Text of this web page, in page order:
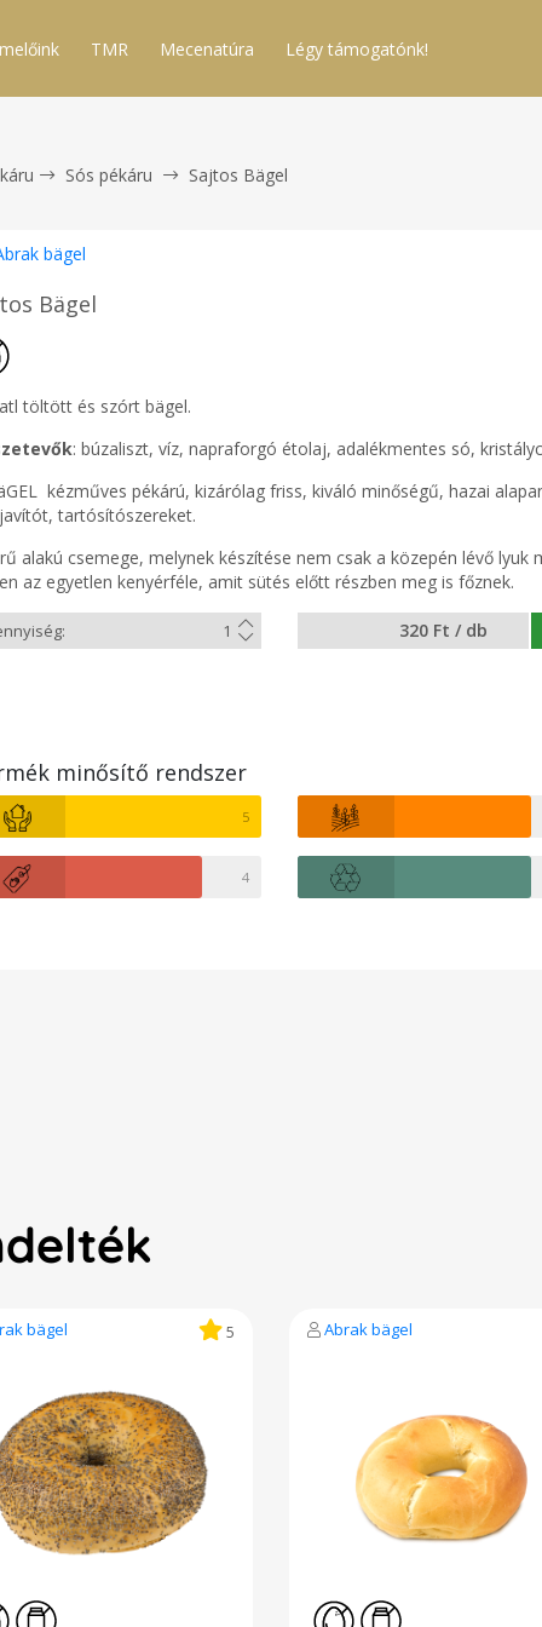
TMR Mecenatúra Légy támogatónk!
Sós pékáru Sajtos Bägel
bägel
Bägel
töltött és szórt bägel.
: búzaliszt, víz, napraforgó étolaj, adalékmentes só,
kézműves pékárú, kizárólag friss, kiváló minőségű, hazai
tartósítószereket.
alakú csemege, melynek készítése nem csak a közepén lévő
az egyetlen kenyérféle, amit sütés előtt részben meg is főznek.
320 Ft / db
minősítő rendszer
5
4
bägel 5 Abrak bägel